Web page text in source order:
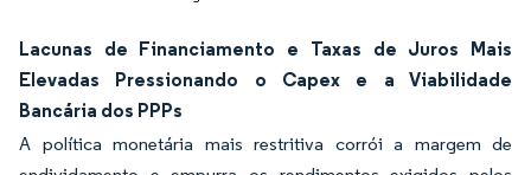
Lacunas de Financiamento e Taxas de Juros Mais
Elevadas Pressionando o Capex e a Viabilidade
Bancária dos PPPs
A política monetária mais restritiva corrói a margem de